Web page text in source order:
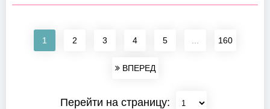
1 2 3 4 5 160
ВПЕРЕД
Перейти на страницу: